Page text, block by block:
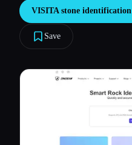
Blog
Comparar herramientas
Todas las categorías
VISITA stone identification
Save